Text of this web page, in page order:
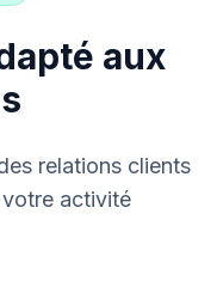
aux
relations clients
activité